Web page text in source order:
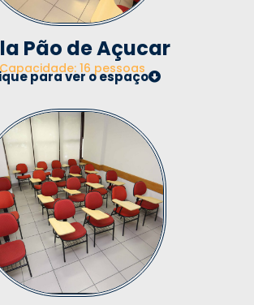
Pão de Açucar
Capacidade: 16 pessoas
para ver o espaço